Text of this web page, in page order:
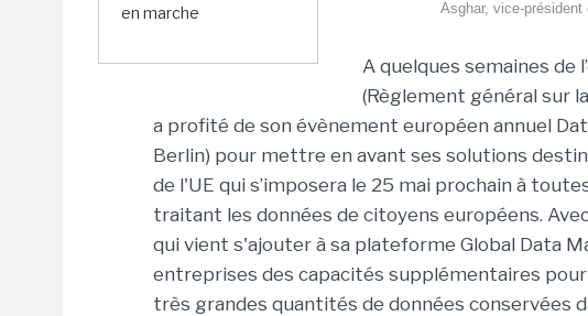
en marche
Asghar, vice-président
A quelques semaines de
(Règlement général sur
a profité de son évènement européen annuel
Berlin) pour mettre en avant ses solutions
de l'UE qui s’imposera le 25 mai prochain à
traitant les données de citoyens européens.
qui vient s'ajouter à sa plateforme Global Data
entreprises des capacités supplémentaires
très grandes quantités de données conservées